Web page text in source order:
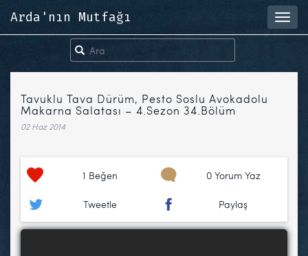
Arda'nın Mutfağı
Tavuklu Tava Dürüm, Pesto Soslu Avokadolu
Makarna Salatası – 4.Sezon 34.Bölüm
02 Haz 2014
1 Beğen 0 Yorum Yaz
Tweetle Paylaş